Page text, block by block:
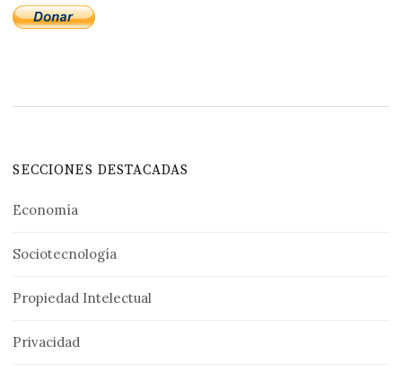
SECCIONES DESTACADAS
Economía
Sociotecnología
Propiedad Intelectual
Privacidad